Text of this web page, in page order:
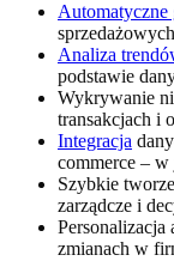
Automatyczne
Analiza
podstawie
Wykrywanie
transakcjach i
Integracja
commerce –
Szybkie
zarządcze i
zmianach w